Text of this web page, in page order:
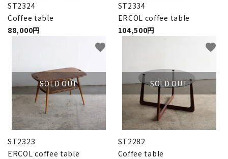
その他
BRAND
お気に入りリスト
卸販売
デザイナーまとめ
ST2324
Coffee table
88,000円
ST2334
ERCOL coffee table
104,500円
SOLD OUT
ST2323
ERCOL coffee table
favorite
SOLD OUT
ST2282
Coffee table
favorite